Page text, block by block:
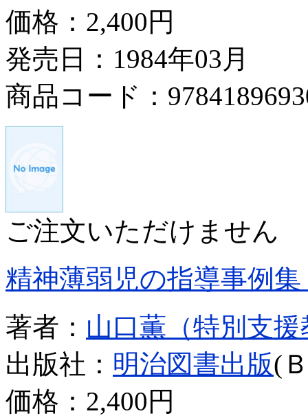
価格： 2,400円
発売日：1984年03月
商品コード：
ご注文いただけません
精神薄弱児の指導事例
著者： 山口薫（特別支
出版社： 明治図書出版(
価格： 2,400円